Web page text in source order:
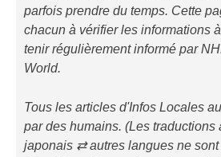
parfois prendre du temps. Cette
chacun à vérifier les informations
tenir régulièrement informé par
World.
Tous les articles d'Infos Locales
par des humains. (Les traductions
japonais ⇄ autres langues ne